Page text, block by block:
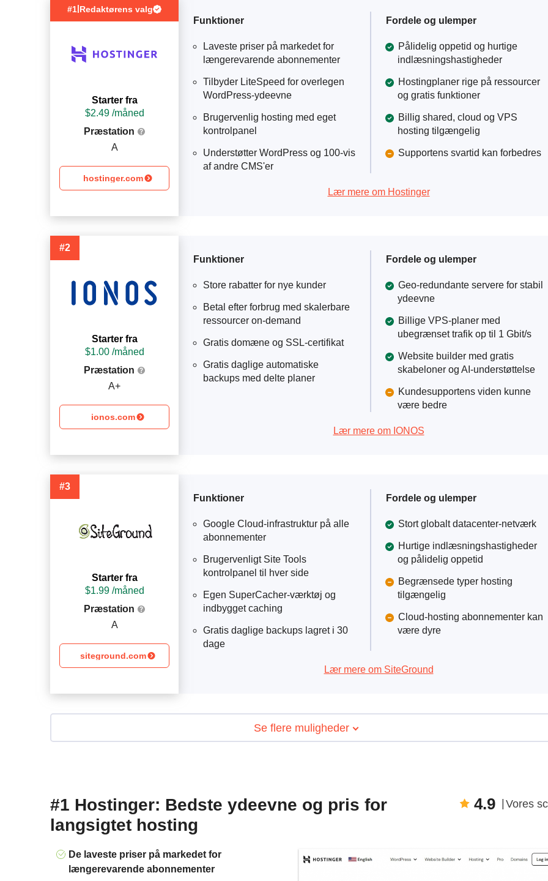
#1|Redaktørens valg
Starter fra
$2.49 /måned
Præstation
A
hostinger.com
Funktioner
Laveste priser på markedet for
længerevarende abonnementer
Tilbyder LiteSpeed for overlegen
WordPress-ydeevne
Brugervenlig hosting med eget
kontrolpanel
Understøtter WordPress og 100-vis
af andre CMS'er
Lær mere om Hostinger
Fordele og ulemper
Pålidelig oppetid og hurtige
indlæsningshastigheder
Hostingplaner rige på ressourcer
og gratis funktioner
Billig shared, cloud og VPS
hosting tilgængelig
Supportens svartid kan forbedres
#2
Starter fra
$1.00 /måned
Præstation
A+
ionos.com
Funktioner
Store rabatter for nye kunder
Betal efter forbrug med skalerbare
ressourcer on-demand
Gratis domæne og SSL-certifikat
Gratis daglige automatiske
backups med delte planer
Lær mere om IONOS
Fordele og ulemper
Geo-redundante servere for stabil
ydeevne
Billige VPS-planer med
ubegrænset trafik op til 1 Gbit/s
Website builder med gratis
skabeloner og AI-understøttelse
Kundesupportens viden kunne
være bedre
#3
Starter fra
$1.99 /måned
Præstation
A
siteground.com
Funktioner
Google Cloud-infrastruktur på alle
abonnementer
Brugervenligt Site Tools
kontrolpanel til hver side
Egen SuperCacher-værktøj og
indbygget caching
Gratis daglige backups lagret i 30
dage
Lær mere om SiteGround
Fordele og ulemper
Stort globalt datacenter-netværk
Hurtige indlæsningshastigheder
og pålidelig oppetid
Begrænsede typer hosting
tilgængelig
Cloud-hosting abonnementer kan
være dyre
Se flere muligheder
#1 Hostinger: Bedste ydeevne og pris for
langsigtet hosting
4.9 Vores
De laveste priser på markedet for
længerevarende abonnementer